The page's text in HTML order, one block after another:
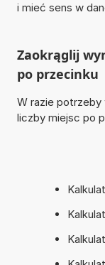
i mieć sens w
Zaokrąglij
po przecinku
W razie potrzeby
liczby miejsc po